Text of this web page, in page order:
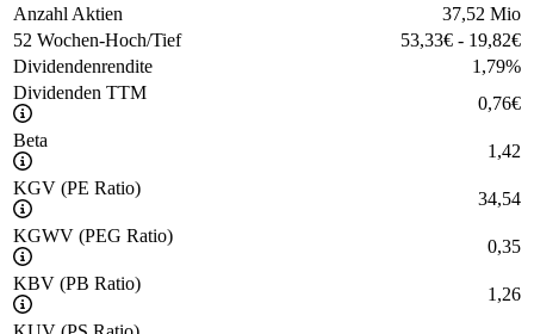
Anzahl Aktien
37,52 Mio
52 Wochen-Hoch/Tief
53,33€ - 19,82€
Dividendenrendite
1,79%
Dividenden TTM
0,76€
Beta
1,42
KGV (PE Ratio)
34,54
KGWV (PEG Ratio)
0,35
KBV (PB Ratio)
1,26